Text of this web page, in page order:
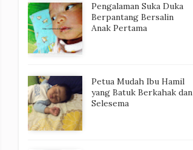
Pengalaman Suka Duka
Berpantang Bersalin
Anak Pertama
Petua Mudah Ibu Hamil
yang Batuk Berkahak dan
Selesema